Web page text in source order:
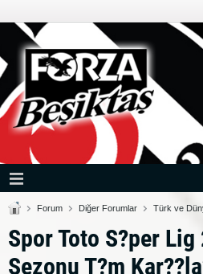
Forum Diğer Forumlar Türk ve
Spor Toto S?per
Sezonu T?m